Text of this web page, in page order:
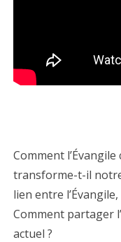
Comment
transforme-t-il
lien entre
Comment partager
actuel ?